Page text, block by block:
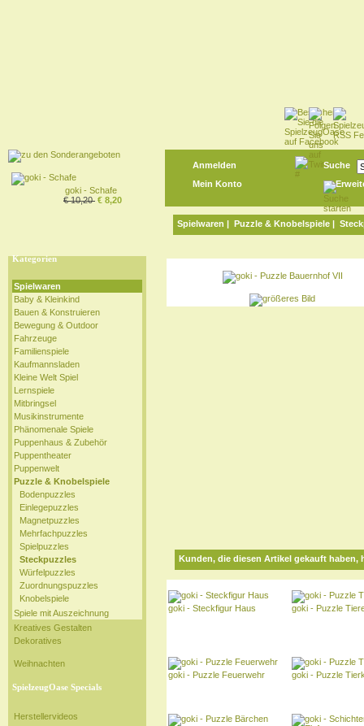
goki - Schafe
€ 10,20 € 8,20
Anmelden
Mein Konto
Suche
Spielwaren | Puzzle & Knobelspiele |
Kategorien
Spielwaren
Baby & Kleinkind
Bauen & Konstruieren
Bewegung & Outdoor
Fahrzeuge
Familienspiele
Kaufmannsladen
Kleine Welt Spiel
Lernspiele
Mitbringsel
Musikinstrumente
Phänomenale Spiele
Puppenhaus & Zubehör
Puppentheater
Puppenwelt
Puzzle & Knobelspiele
Bodenpuzzles
Einlegepuzzles
Magnetpuzzles
Mehrfachpuzzles
Spielpuzzles
Steckpuzzles
Würfelpuzzles
Zuordnungspuzzles
Knobelspiele
Spiele mit Auszeichnung
Kreatives Gestalten
Dekoratives
Weihnachten
SpielzeugOase Specials
Herstellervideos
Kunden, die diesen Artikel gekauft
goki - Steckfigur Haus goki - Puzzle
goki - Puzzle Feuerwehr goki - Puzzle